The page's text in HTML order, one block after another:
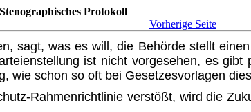
Stenographisches Protokoll
Vorherige Seite
sagt, was es will, die Behörde stellt
ist nicht vorgesehen, es gibt
wie schon so oft bei Ge­setzesvorlagen
Rahmen­richtlinie verstößt, wird die